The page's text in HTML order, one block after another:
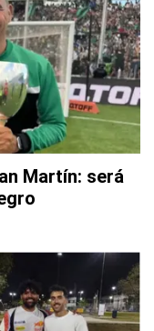
Martín: será